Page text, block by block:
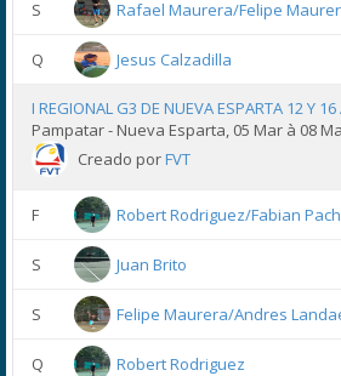
S Rafael Maurera/Felipe
Q Jesus Calzadilla
I REGIONAL G3 DE NUEVA ESPARTA 12 Y
Pampatar - Nueva Esparta, 05 Mar à 08
Creado porFVT
F Robert Rodriguez/Fabian
S Juan Brito
S Felipe Maurera/Andres
Q Robert Rodriguez